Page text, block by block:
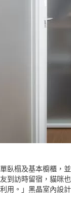
臥榻及基本櫥櫃，並
到訪時留宿，貓咪也
用。」黑晶室內設計